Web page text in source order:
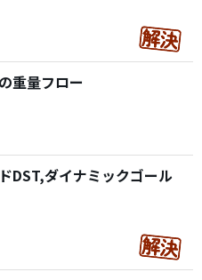
重量フロー
DST,ダイナミックゴール